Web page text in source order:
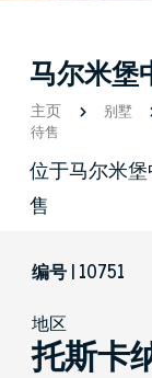
马尔米堡
主页 别墅
待售
位于马尔米
售
编号 | 10751
地区
托斯卡